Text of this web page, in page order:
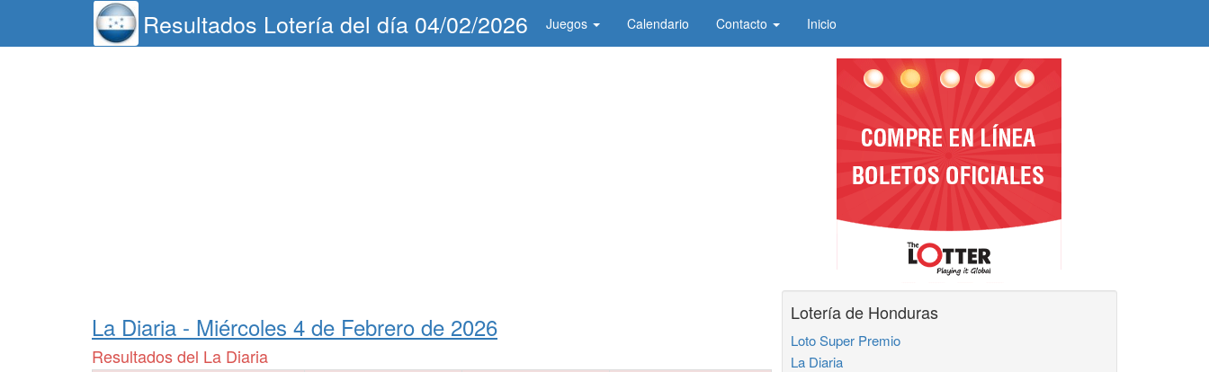
Resultados Lotería del día 04/02/2026 Juegos Calendario Contacto Inicio
La Diaria - Miércoles 4 de Febrero de 2026
Resultados del La Diaria
Lotería de Honduras
Loto Super Premio
La Diaria